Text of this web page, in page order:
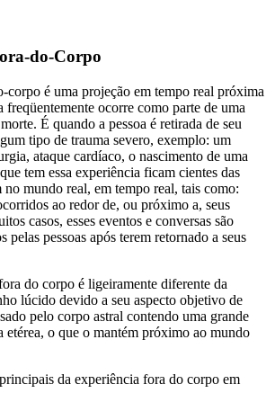
do-Corpo
corpo é uma projeção em tempo real próxima
freqüentemente ocorre como parte de uma
É quando a pessoa é retirada de seu
tipo de trauma severo, exemplo: um
ataque cardíaco, o nascimento de uma
tem essa experiência ficam cientes das
no mundo real, em tempo real, tais como:
ao redor de, ou próximo a, seus
casos, esses eventos e conversas são
pelas pessoas após terem retornado a seus
do corpo é ligeiramente diferente da
lúcido devido a seu aspecto objetivo de
pelo corpo astral contendo uma grande
etérea, o que o mantém próximo ao mundo
da experiência fora do corpo em